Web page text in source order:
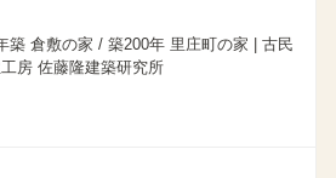
築 倉敷の家 / 築200年 里庄町の家 | 古民
房 佐藤隆建築研究所